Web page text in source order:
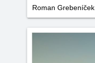
Roman Grebeníček